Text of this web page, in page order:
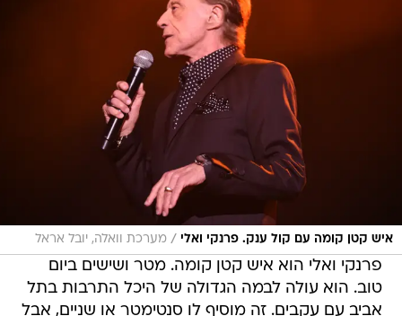
איש קטן קומה עם קול ענק. פרנקי ואלי / מערכת וואלה, יובל אראל
פרנקי ואלי הוא איש קטן קומה. מטר ושישים ביום
טוב. הוא עולה לבמה הגדולה של היכל התרבות בתל
אביב עם עקבים. זה מוסיף לו סנטימטר או שניים, אבל